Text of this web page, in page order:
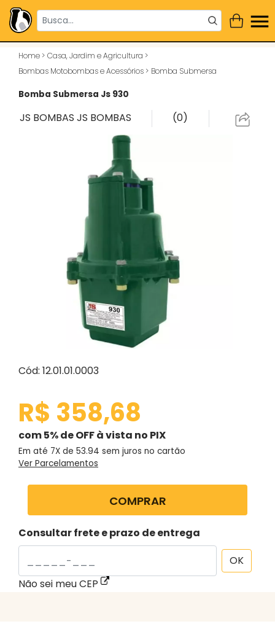
Home > Casa, Jardim e Agricultura >
Bombas Motobombas e Acessórios > Bomba Submersa
Bomba Submersa Js 930
JS BOMBAS JS BOMBAS (0)
Cód: 12.01.01.0003
R$ 358,68
com 5% de OFF à vista no PIX
Em até 7X de 53.94 sem juros no cartão
Ver Parcelamentos
COMPRAR
Consultar frete e prazo de entrega
OK
Não sei meu CEP